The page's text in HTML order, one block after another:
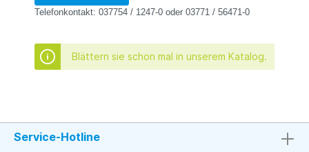
Telefonkontakt: 037754 / 1247-0 oder 03771 / 56471-0
Blättern sie schon mal in unserem Katalog.
Service-Hotline